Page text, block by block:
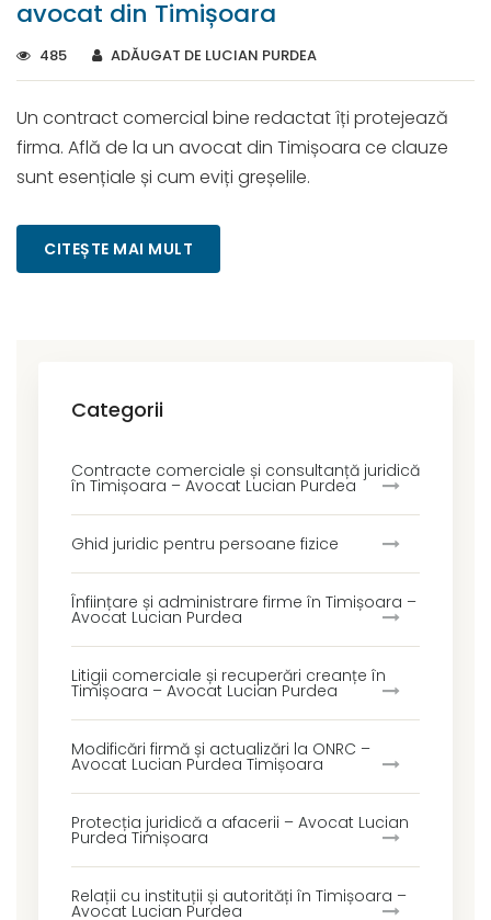
avocat din Timișoara
485 ADĂUGAT DE LUCIAN PURDEA
Un contract comercial bine redactat îți protejează
firma. Află de la un avocat din Timișoara ce clauze
sunt esențiale și cum eviți greșelile.
CITEȘTE MAI MULT
Categorii
Contracte comerciale și consultanță juridică
în Timișoara – Avocat Lucian Purdea
Ghid juridic pentru persoane fizice
Înființare și administrare firme în Timișoara –
Avocat Lucian Purdea
Litigii comerciale și recuperări creanțe în
Timișoara – Avocat Lucian Purdea
Modificări firmă și actualizări la ONRC –
Avocat Lucian Purdea Timișoara
Protecția juridică a afacerii – Avocat Lucian
Purdea Timișoara
Relații cu instituții și autorități în Timișoara –
Avocat Lucian Purdea